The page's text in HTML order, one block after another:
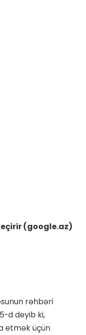
(google.az)
rəhbəri
d deyib ki,
etmək üçün